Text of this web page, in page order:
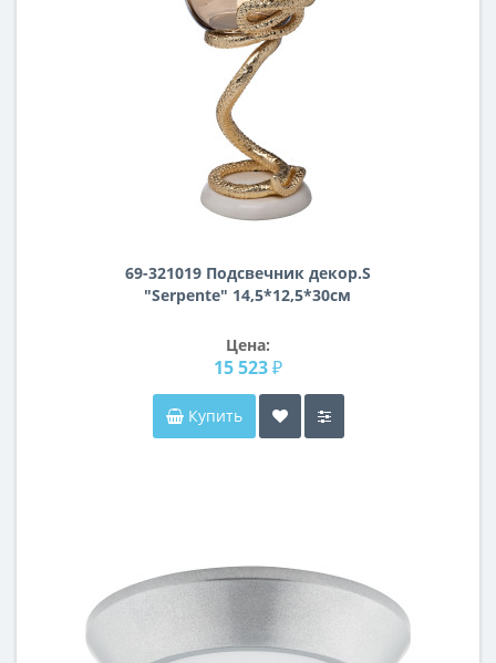
69-321019 Подсвечник декор.S
"Serpente" 14,5*12,5*30см
Цена:
15 523 ₽
Купить